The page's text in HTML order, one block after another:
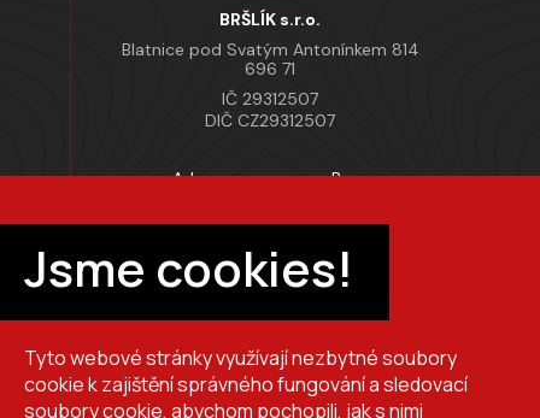
Jsme cookies!
Tyto webové stránky využívají nezbytné soubory
cookie k zajištění správného fungování a sledovací
soubory cookie, abychom pochopili, jak s nimi
BRŠLÍK s.r.o.
Blatnice pod Svatým Antonínkem 814
696 71
IČ 29312507
DIČ CZ29312507
Adresa provozovny Brno
Pracovní doba
Po–Pá 7:00 – 15:30
+420 725 510 044
obchod@brslik.cz